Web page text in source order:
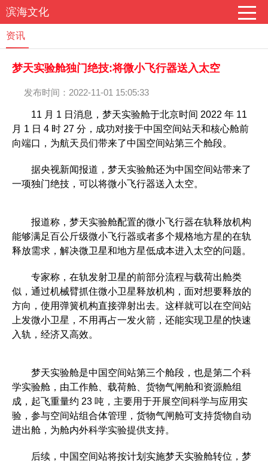
滨海文化
资讯
梦天实验舱独门绝技:将微小飞行器送入太空
发布时间：2022-11-01 15:05:33
11 月 1 日消息，梦天实验舱于北京时间 2022 年 11
月 1 日 4 时 27 分，成功对接于中国空间站天和核心舱前
向端口，为航天员们带来了中国空间站第三个舱段。
据央视新闻报道，梦天实验舱还为中国空间站带来了
一项独门绝技，可以将微小飞行器送入太空。
报道称，梦天实验舱配置的微小飞行器在轨释放机构
能够满足百公斤级微小飞行器或者多个规格地方星的在轨
释放需求，解决微卫星和地方星低成本进入太空的问题。
专家称，在轨发射卫星的前部分流程与载荷出舱类
似，通过机械臂抓住微小卫星释放机构，面对想要释放的
方向，使用弹簧机构直接弹射出去。这样就可以在空间站
上发微小卫星，不用再占一发火箭，还能实现卫星的快速
入轨，经济又高效。
梦天实验舱是中国空间站第三个舱段，也是第二个科
学实验舱，由工作舱、载荷舱、货物气闸舱和资源舱组
成，起飞重量约 23 吨，主要用于开展空间科学与应用实
验，参与空间站组合体管理，货物气闸舱可支持货物自动
进出舱，为舱内外科学实验提供支持。
后续，中国空间站将按计划实施梦天实验舱转位，梦